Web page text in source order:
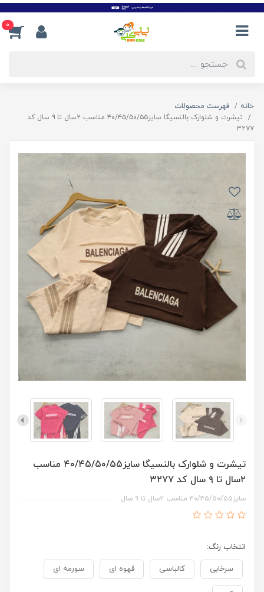
0
خانه
فهرست محصولات
تیشرت و شلوارک بالنسیگا سایز۴۰/۴۵/۵۰/۵۵ مناسب ۲سال تا ۹ سال کد
۳۲۷۷
تیشرت و شلوارک بالنسیگا سایز۴۰/۴۵/۵۰/۵۵ مناسب
۲سال تا ۹ سال کد ۳۲۷۷
سایز۴۰/۴۵/۵۰/۵۵ مناسب ۲سال تا ۹ سال
انتخاب رنگ:
سرخابی کالباسی قهوه ای سورمه ای